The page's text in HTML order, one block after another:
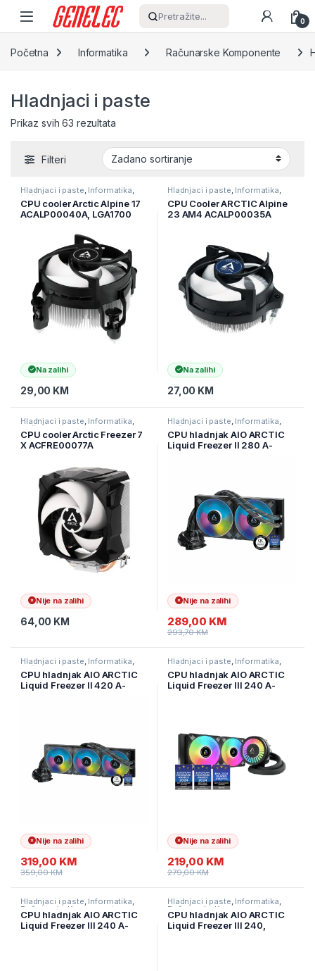
Skip to navigation
Skip to content
Pretražite... 0
Početna Informatika Računarske Komponente
Hladnjaci i paste
Prikaz svih 63 rezultata
Filteri
Hladnjaci i paste, Informatika,
Računarske Komponente
CPU cooler Arctic Alpine 17
ACALP00040A, LGA1700
Na zalihi
29,00 KM
Hladnjaci i paste, Informatika,
Računarske Komponente
CPU Cooler ARCTIC Alpine
23 AM4 ACALP00035A
Na zalihi
27,00 KM
Hladnjaci i paste, Informatika,
Računarske Komponente
CPU cooler Arctic Freezer 7
X ACFRE00077A
Nije na zalihi
64,00 KM
Hladnjaci i paste, Informatika,
Računarske Komponente
CPU hladnjak AIO ARCTIC
Liquid Freezer II 280 A-
Nije na zalihi
289,00 KM
293,70KM
Hladnjaci i paste, Informatika,
Računarske Komponente
CPU hladnjak AIO ARCTIC
Liquid Freezer II 420 A-
Nije na zalihi
319,00 KM
359,00KM
Hladnjaci i paste, Informatika,
Računarske Komponente
CPU hladnjak AIO ARCTIC
Liquid Freezer III 240 A-
Nije na zalihi
219,00 KM
279,00KM
Hladnjaci i paste, Informatika,
Računarske Komponente
CPU hladnjak AIO ARCTIC
Liquid Freezer III 240 A-
Hladnjaci i paste, Informatika,
Računarske Komponente
CPU hladnjak AIO ARCTIC
Liquid Freezer III 240,